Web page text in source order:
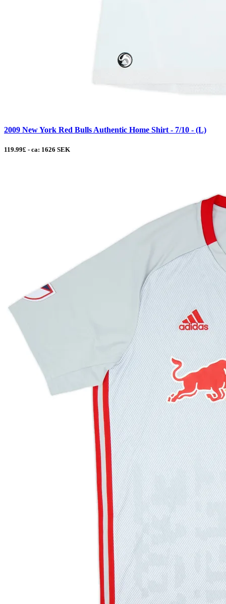
2009 New York Red Bulls Authentic Home Shirt - 7/10 - (L)
119.99£ - ca: 1626 SEK